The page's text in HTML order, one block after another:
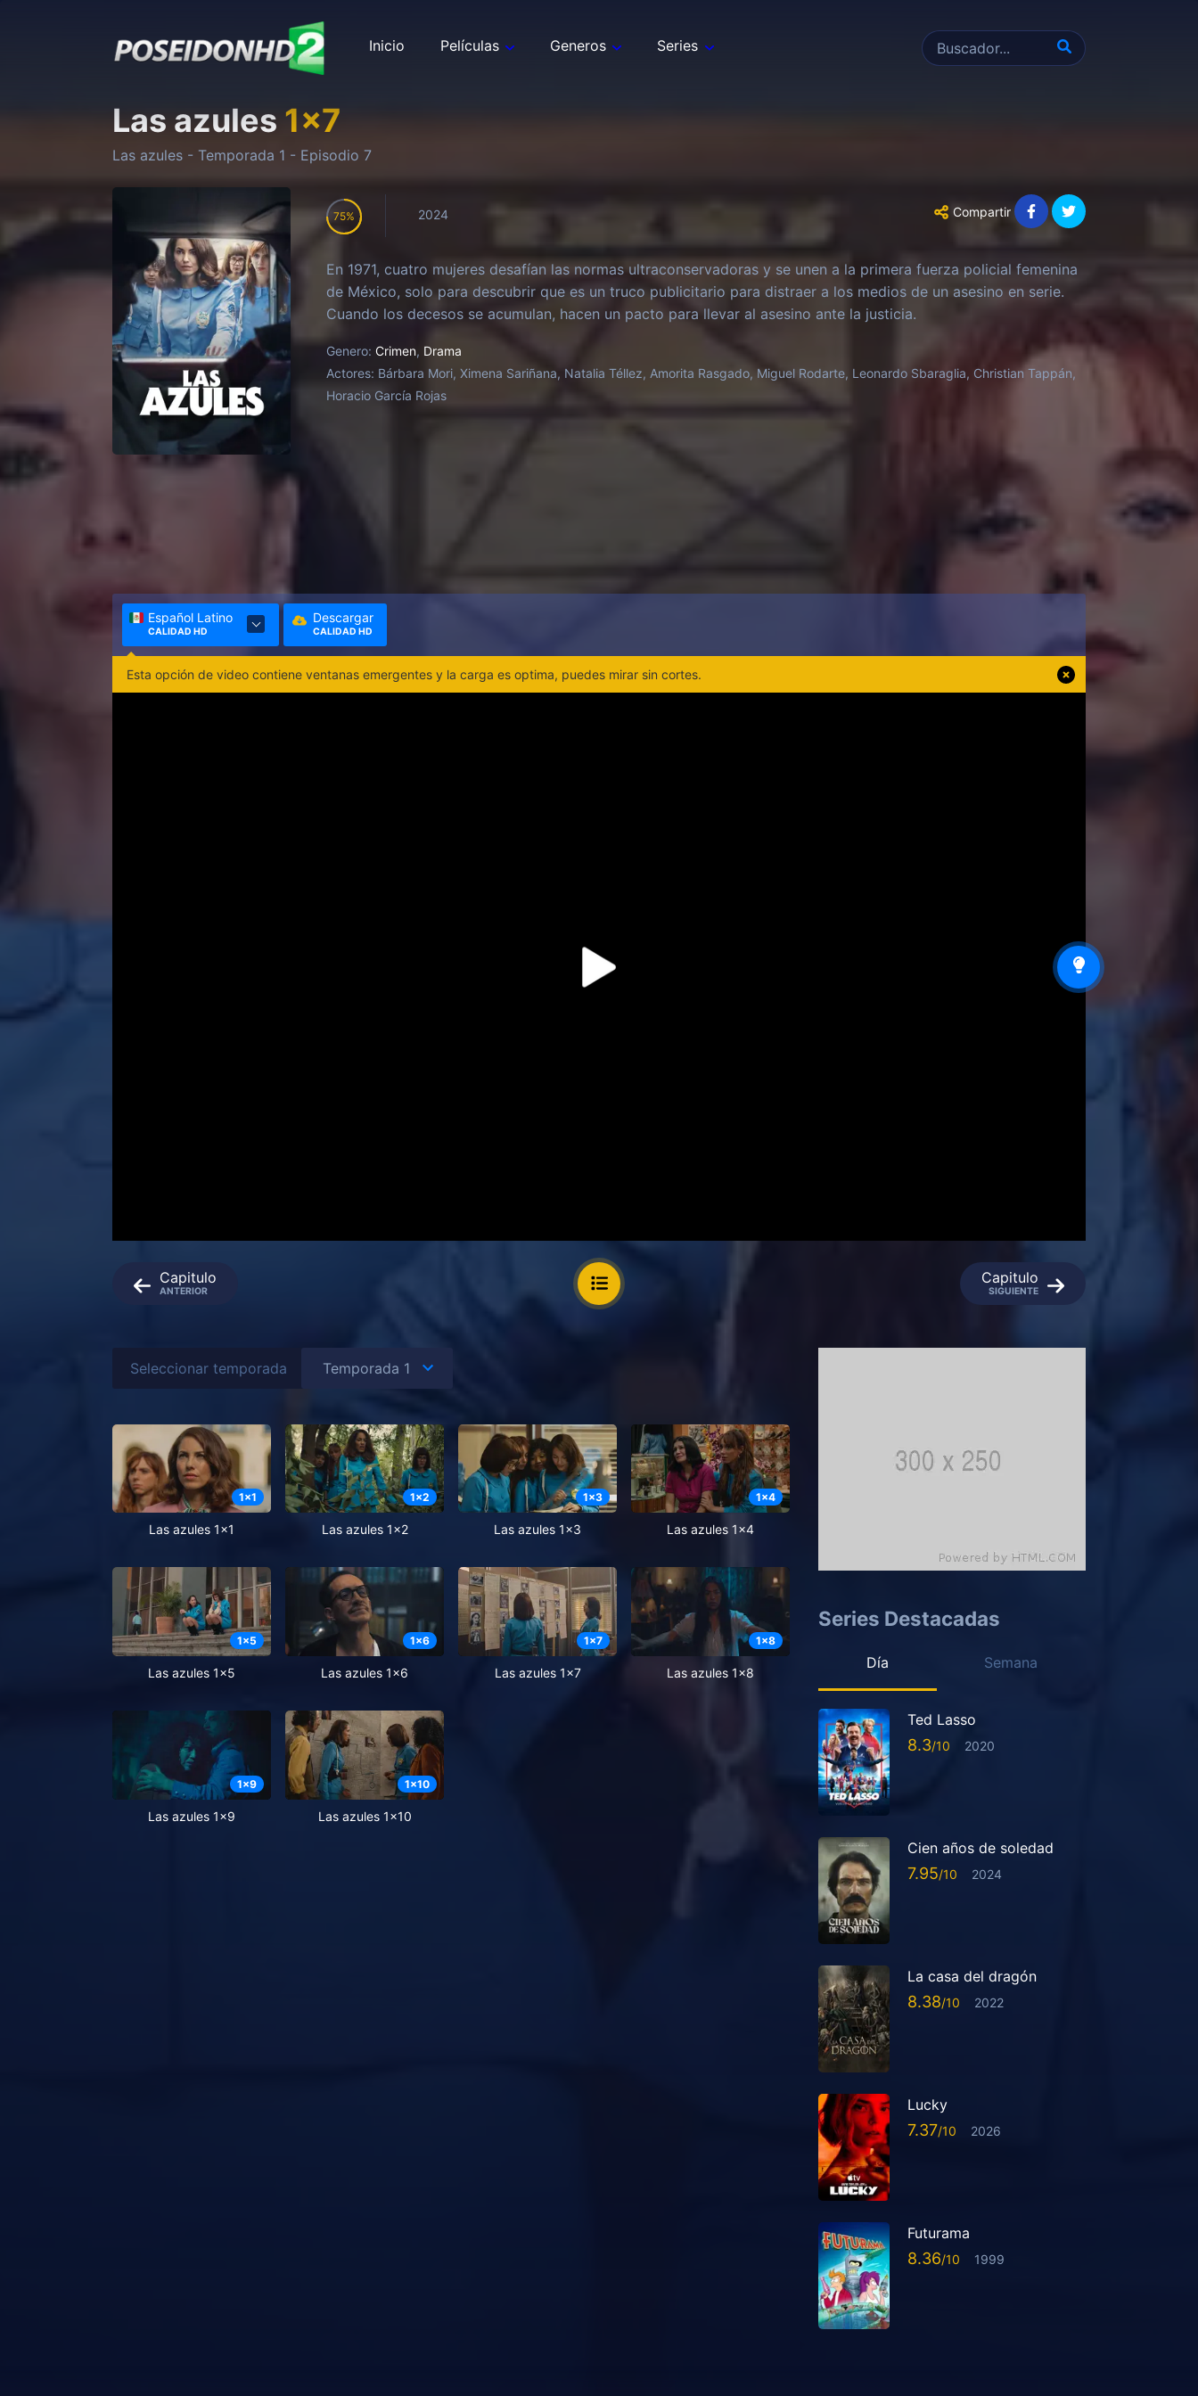
Inicio Películas Generos Series
Las azules 1x7
Las azules - Temporada 1 - Episodio 7
75 2024 Compartir
En 1971, cuatro mujeres desafían las normas ultraconservadoras y se unen a la primera fuerza policial femenina
de México, solo para descubrir que es un truco publicitario para distraer a los medios de un asesino en serie.
Cuando los decesos se acumulan, hacen un pacto para llevar al asesino ante la justicia.
Genero: Crimen, Drama
Actores: Bárbara Mori, Ximena Sariñana, Natalia Téllez, Amorita Rasgado, Miguel Rodarte, Leonardo Sbaraglia, Christian Tappán,
Horacio García Rojas
Español Latino
CALIDAD HD
Descargar
CALIDAD HD
Esta opción de video contiene ventanas emergentes y la carga es optima, puedes mirar sin cortes.
Capitulo
ANTERIOR
Capitulo
SIGUIENTE
Seleccionar temporada
1x1
Las azules 1x1
1x2
Las azules 1x2
1x3
Las azules 1x3
1x4
Las azules 1x4
1x5
Las azules 1x5
1x6
Las azules 1x6
1x7
Las azules 1x7
1x8
Las azules 1x8
1x9
Las azules 1x9
1x10
Las azules 1x10
Series Destacadas
Día Semana
Ted Lasso
8.3 2020
Cien años de soledad
7.95 2024
La casa del dragón
8.38 2022
Lucky
7.37 2026
Futurama
8.36 1999